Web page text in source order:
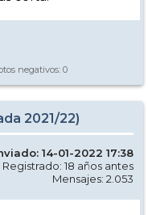
negativos: 0
2021/22)
14-01-2022 17:38
Registrado: 18 años antes
Mensajes: 2.053